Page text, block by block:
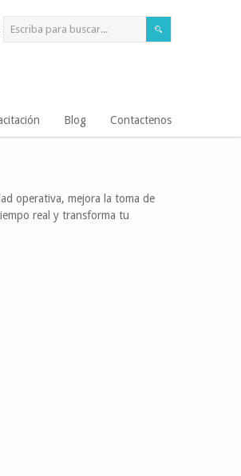
Blog Contactenos
operativa, mejora la toma de
real y transforma tu